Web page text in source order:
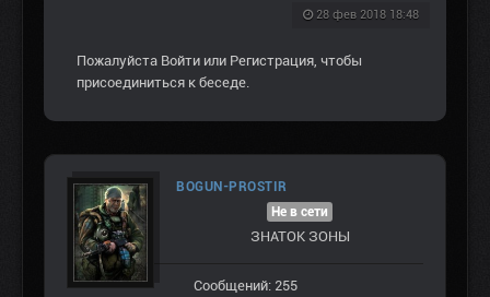
28 фев 2018 18:48
Пожалуйста Войти или Регистрация , чтобы
присоединиться к беседе.
BOGUN-PROSTIR
Не в сети
ЗНАТОК ЗОНЫ
Сообщений: 255